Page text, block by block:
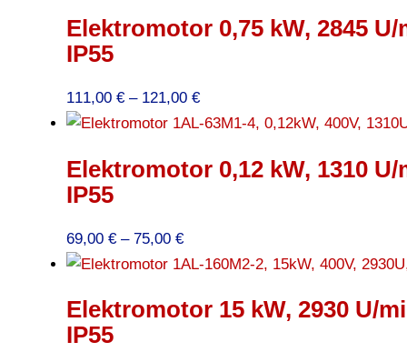
Elektromotor 0,75 kW, 2845 U/
IP55
111,00 € – 121,00 €Preisspanne:
111,00 €
121,00 €
Elektromotor 0,12 kW, 1310 U/
IP55
69,00 € – 75,00 €Preisspanne:
69,00 €
75,00 €
Elektromotor 15 kW, 2930 U/
IP55